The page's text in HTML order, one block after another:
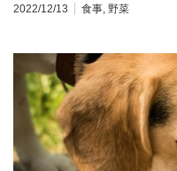
2022/12/13
食事 野菜